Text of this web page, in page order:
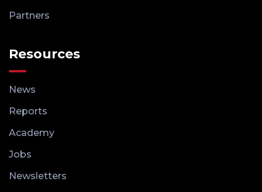
Partners
Resources
News
Reports
Academy
Jobs
Newsletters